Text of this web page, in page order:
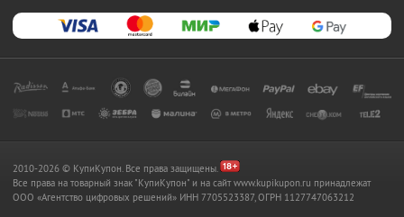
2010-2026 © КупиКупон. Все права защищены.
Все права на товарный знак "КупиКупон" и на сайт www.kupikupon.ru принадлежат
OOO «Агентство цифровых решений» ИНН 7705523387, ОГРН 1127747063212